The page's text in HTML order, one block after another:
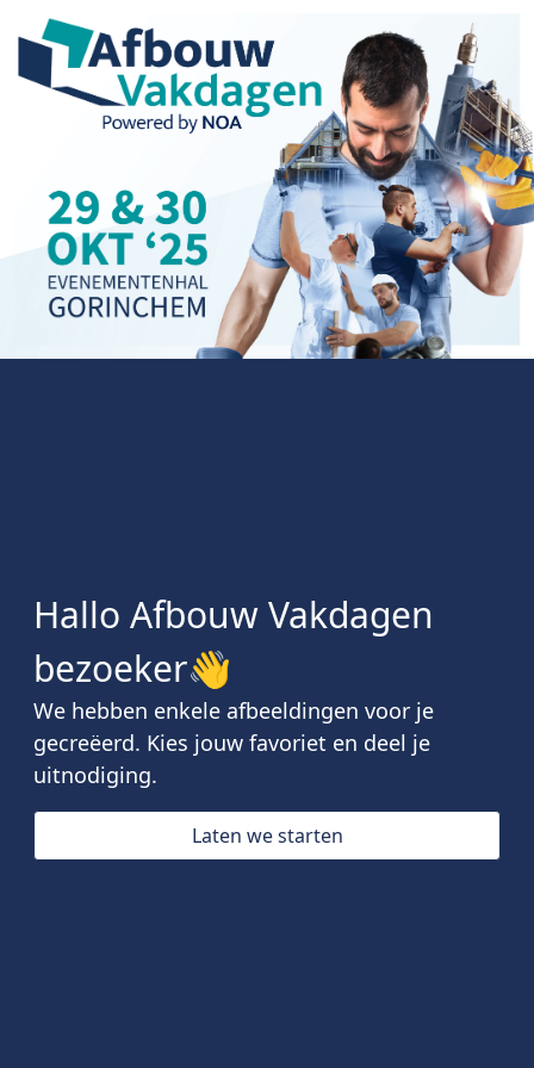
Hallo Afbouw Vakdagen
bezoeker👋
We hebben enkele afbeeldingen voor je
gecreëerd. Kies jouw favoriet en deel je
uitnodiging.
Laten we starten